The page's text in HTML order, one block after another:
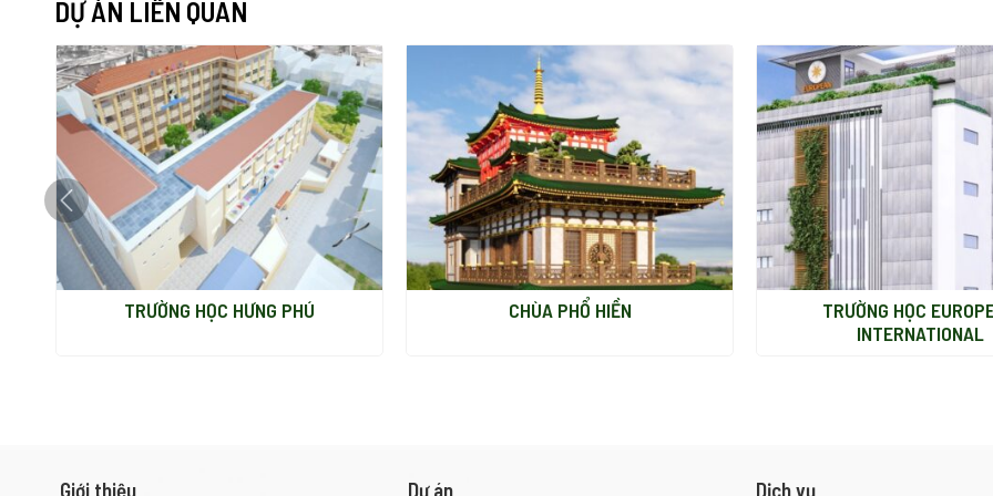
DỰ ÁN LIÊN QUAN
TRƯỜNG HỌC HƯNG PHÚ CHÙA PHỔ HIỀN
TRƯỜNG HỌC
INTERNATIONAL
Giới thiệu Dự án Dịch vụ